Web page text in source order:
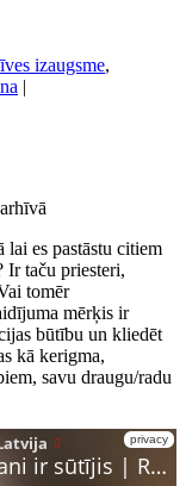
izaugsme,
|
es pastāstu citiem
Ir taču priesteri,
tomēr
mērķis ir
būtību un kliedēt
kā kerigma,
savu draugu/radu